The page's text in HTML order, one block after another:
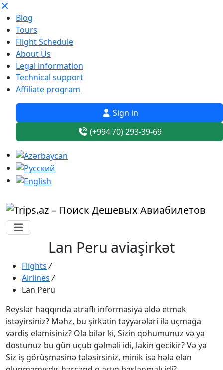
Blog
Tours
Flight Schedule
About Us
Legal information
Technical support
Affiliate program
Sign in
(+994 70) 293-39-69
Lan Peru aviaşirkət
Flights /
Airlines /
Lan Peru
Reyslər haqqında ətraflı informasiya əldə etmək
istəyirsiniz? Məhz, bu şirkətin təyyarələri ilə uçmağa
vərdiş eləmisiniz? Ola bilər ki, Sizin qohumunuz və ya
dostunuz bu gün uçub gəlməli idi, lakin gecikir? Və ya
Siz iş görüşməsinə tələsirsiniz, minik isə hələ elan